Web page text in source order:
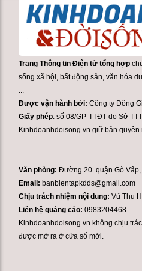
Trang Thông tin Điện tử tổng hợp
sống xã hội, bất động sản, văn hóa
...
Được vận hành bởi:Công ty Đông
Giấy phép: số 08/GP-TTĐT do Sở
Kinhdoanhdoisong.vn giữ bản quyền
Văn phòng:Đường 20. quận Gò Vấp,
Email: banbientapkdds@gmail.com
Chịu trách nhiệm nội dung: Vũ Thu
Liên hệ quảng cáo:0983204468
Kinhdoanhdoisong.vn không chịu
được mở ra ở cửa sổ mới.